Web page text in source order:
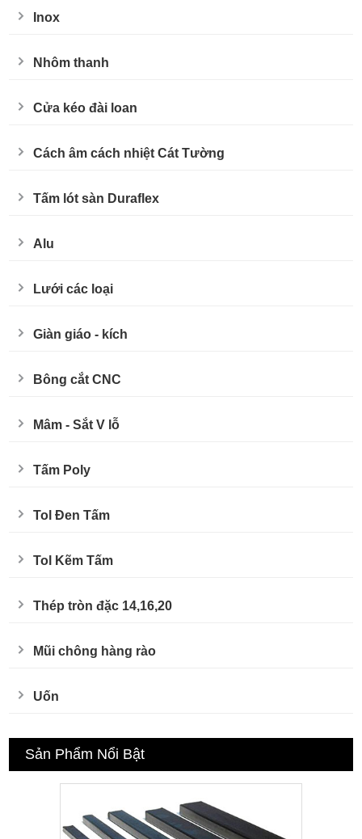
Inox
Nhôm thanh
Cửa kéo đài loan
Cách âm cách nhiệt Cát Tường
Tấm lót sàn Duraflex
Alu
Lưới các loại
Giàn giáo - kích
Bông cắt CNC
Mâm - Sắt V lỗ
Tấm Poly
Tol Đen Tấm
Tol Kẽm Tấm
Thép tròn đặc 14,16,20
Mũi chông hàng rào
Uốn
Sản Phẩm Nổi Bật